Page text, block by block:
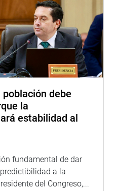
Independencia, ubicado en
de Lima, donde previo
diversos actos culturales
cargo del grupo Inka Perú,
que escenificaron la lucha
2017
población debe
la
estabilidad al
fundamental de dar
a la
del Congreso,...